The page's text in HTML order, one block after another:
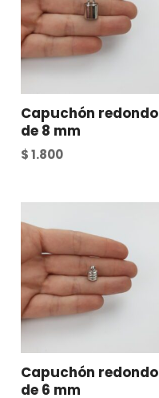
Capuchón redondo
de 8 mm
$1.800
Capuchón redondo
de 6 mm